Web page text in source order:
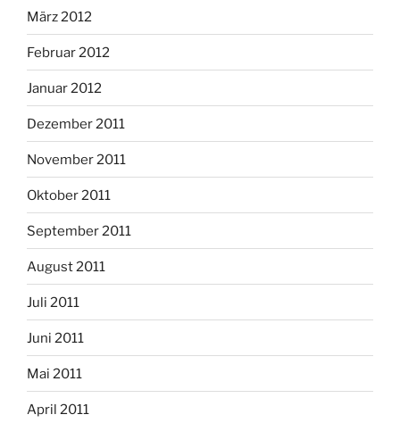
März 2012
Februar 2012
Januar 2012
Dezember 2011
November 2011
Oktober 2011
September 2011
August 2011
Juli 2011
Juni 2011
Mai 2011
April 2011